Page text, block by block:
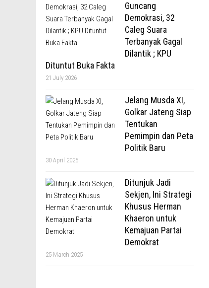
Guncang
Demokrasi, 32
Caleg Suara
Terbanyak Gagal
Dilantik ; KPU
Dituntut Buka Fakta
21 July 2026
Jelang Musda XI,
Golkar Jateng Siap
Tentukan
Pemimpin dan Peta
Politik Baru
30 April 2025
Ditunjuk Jadi
Sekjen, Ini Strategi
Khusus Herman
Khaeron untuk
Kemajuan Partai
Demokrat
25 March 2025